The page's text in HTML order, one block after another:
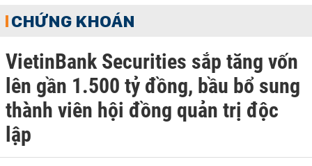
CHỨNG KHOÁN
VietinBank Securities sắp tăng vốn
lên gần 1.500 tỷ đồng, bầu bổ sung
thành viên hội đồng quản trị độc
lập